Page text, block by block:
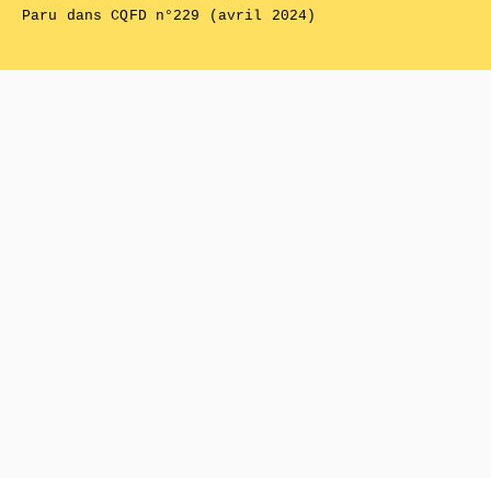
Paru dansCQFD n°229 (avril 2024)